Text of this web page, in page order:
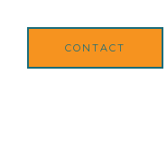
CONTACT